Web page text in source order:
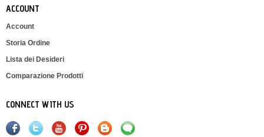
ACCOUNT
Account
Storia Ordine
Lista dei Desideri
Comparazione Prodotti
CONNECT WITH US